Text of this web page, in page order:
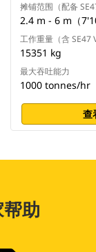
摊铺范围（配备
2.4 m - 6 m（
工作重量（含 SE47
15351 kg
最大吞吐能力
1000 tonnes/hr
查
助